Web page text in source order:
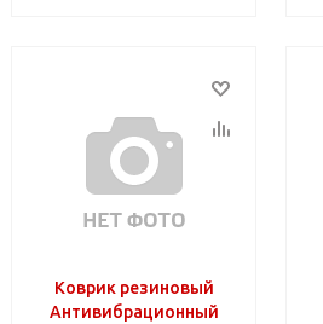
Коврик резиновый
Антивибрационный